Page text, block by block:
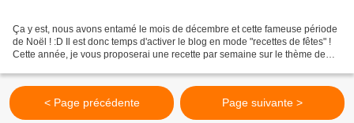
Ça y est, nous avons entamé le mois de décembre et cette fameuse période
de Noël ! :D Il est donc temps d'activer le blog en mode "recettes de fêtes" !
Cette année, je vous proposerai une recette par semaine sur le thème de
< Page précédente Page suivante >